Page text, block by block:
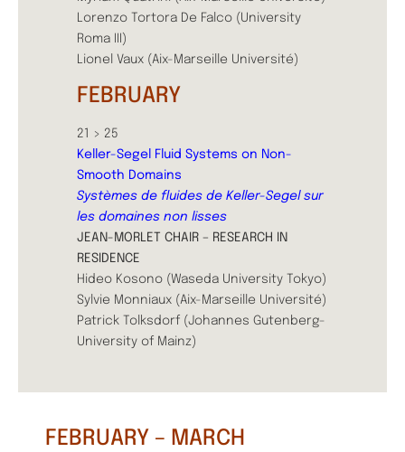
Lorenzo Tortora De Falco (University
Roma III)
Lionel Vaux (Aix-Marseille Université)
FEBRUARY
21 > 25
Keller-Segel Fluid Systems on Non-
Smooth Domains
Systèmes de fluides de Keller-Segel sur
les domaines non lisses
JEAN-MORLET CHAIR – RESEARCH IN
RESIDENCE
Hideo Kosono (Waseda University Tokyo)
Sylvie Monniaux (Aix-Marseille Université)
Patrick Tolksdorf (Johannes Gutenberg-
University of Mainz)
FEBRUARY – MARCH